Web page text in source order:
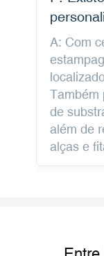
A: Com
Também
de
além de
alças e